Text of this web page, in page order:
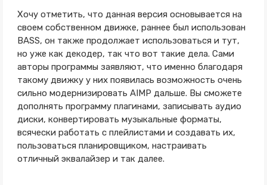
Хочу отметить, что данная версия основывается на
своем собственном движке, раннее был использован
BASS, он также продолжает использоваться и тут,
но уже как декодер, так что вот такие дела. Сами
авторы программы заявляют, что именно благодаря
такому движку у них появилась возможность очень
сильно модернизировать AIMP дальше. Вы сможете
дополнять программу плагинами, записывать аудио
диски, конвертировать музыкальные форматы,
всячески работать с плейлистами и создавать их,
пользоваться планировщиком, настраивать
отличный эквалайзер и так далее.